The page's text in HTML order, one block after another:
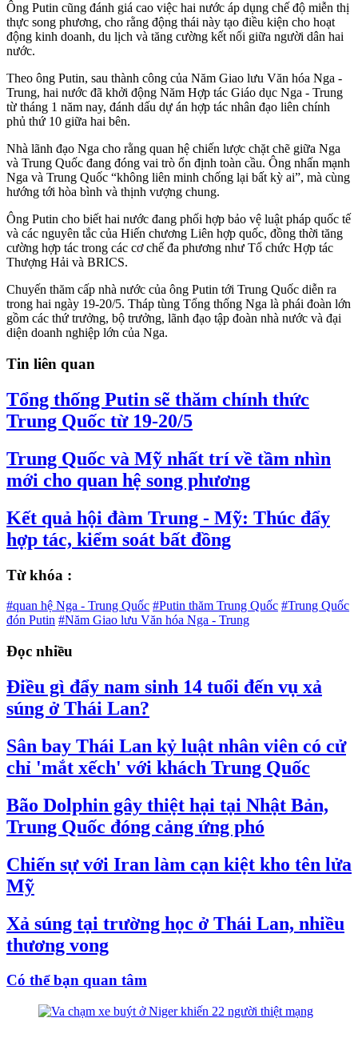
Ông Putin cũng đánh giá cao việc hai nước áp dụng chế độ miễn thị
thực song phương, cho rằng động thái này tạo điều kiện cho hoạt
động kinh doanh, du lịch và tăng cường kết nối giữa người dân hai
nước.
Theo ông Putin, sau thành công của Năm Giao lưu Văn hóa Nga -
Trung, hai nước đã khởi động Năm Hợp tác Giáo dục Nga - Trung
từ tháng 1 năm nay, đánh dấu dự án hợp tác nhân đạo liên chính
phủ thứ 10 giữa hai bên.
Nhà lãnh đạo Nga cho rằng quan hệ chiến lược chặt chẽ giữa Nga
và Trung Quốc đang đóng vai trò ổn định toàn cầu. Ông nhấn mạnh
Nga và Trung Quốc “không liên minh chống lại bất kỳ ai”, mà cùng
hướng tới hòa bình và thịnh vượng chung.
Ông Putin cho biết hai nước đang phối hợp bảo vệ luật pháp quốc tế
và các nguyên tắc của Hiến chương Liên hợp quốc, đồng thời tăng
cường hợp tác trong các cơ chế đa phương như Tổ chức Hợp tác
Thượng Hải và BRICS.
Chuyến thăm cấp nhà nước của ông Putin tới Trung Quốc diễn ra
trong hai ngày 19-20/5. Tháp tùng Tổng thống Nga là phái đoàn lớn
gồm các thứ trưởng, bộ trưởng, lãnh đạo tập đoàn nhà nước và đại
diện doanh nghiệp lớn của Nga.
Tin liên quan
Tổng thống Putin sẽ thăm chính thức
Trung Quốc từ 19-20/5
Trung Quốc và Mỹ nhất trí về tầm nhìn
mới cho quan hệ song phương
Kết quả hội đàm Trung - Mỹ: Thúc đẩy
hợp tác, kiểm soát bất đồng
Từ khóa :
#quan hệ Nga - Trung Quốc #Putin thăm Trung Quốc #Trung Quốc
đón Putin #Năm Giao lưu Văn hóa Nga - Trung
Đọc nhiều
Điều gì đẩy nam sinh 14 tuổi đến vụ xả
súng ở Thái Lan?
Sân bay Thái Lan kỷ luật nhân viên có cử
chỉ 'mắt xếch' với khách Trung Quốc
Bão Dolphin gây thiệt hại tại Nhật Bản,
Trung Quốc đóng cảng ứng phó
Chiến sự với Iran làm cạn kiệt kho tên lửa
Mỹ
Xả súng tại trường học ở Thái Lan, nhiều
thương vong
Có thể bạn quan tâm